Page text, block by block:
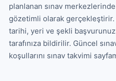
planlanan sınav
gözetimli olarak gerçekleştirir.
tarihi, yeri ve şekli
tarafınıza bildirilir. Güncel
koşullarını sınav takvimi